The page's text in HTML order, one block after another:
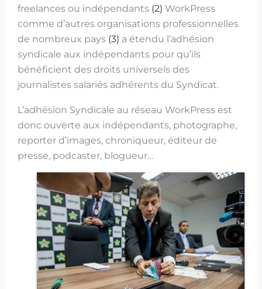
freelances ou indépendants (2) WorkPress
comme d’autres organisations professionnelles
de nombreux pays (3) a étendu l’adhésion
syndicale aux indépendants pour qu’ils
bénéficient des droits universels des
journalistes salariés adhérents du Syndicat.
L’adhésion Syndicale au réseau WorkPress est
donc ouverte aux indépendants, photographe,
reporter d’images, chroniqueur, éditeur de
presse, podcaster, blogueur…